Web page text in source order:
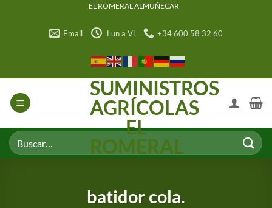
EL ROMERAL ALMUÑECAR
Email Lun a Vi +34 600 58 32 60
SUMINISTROS
AGRÍCOLAS
EL
ROMERAL
Buscar
por:
batidor cola.